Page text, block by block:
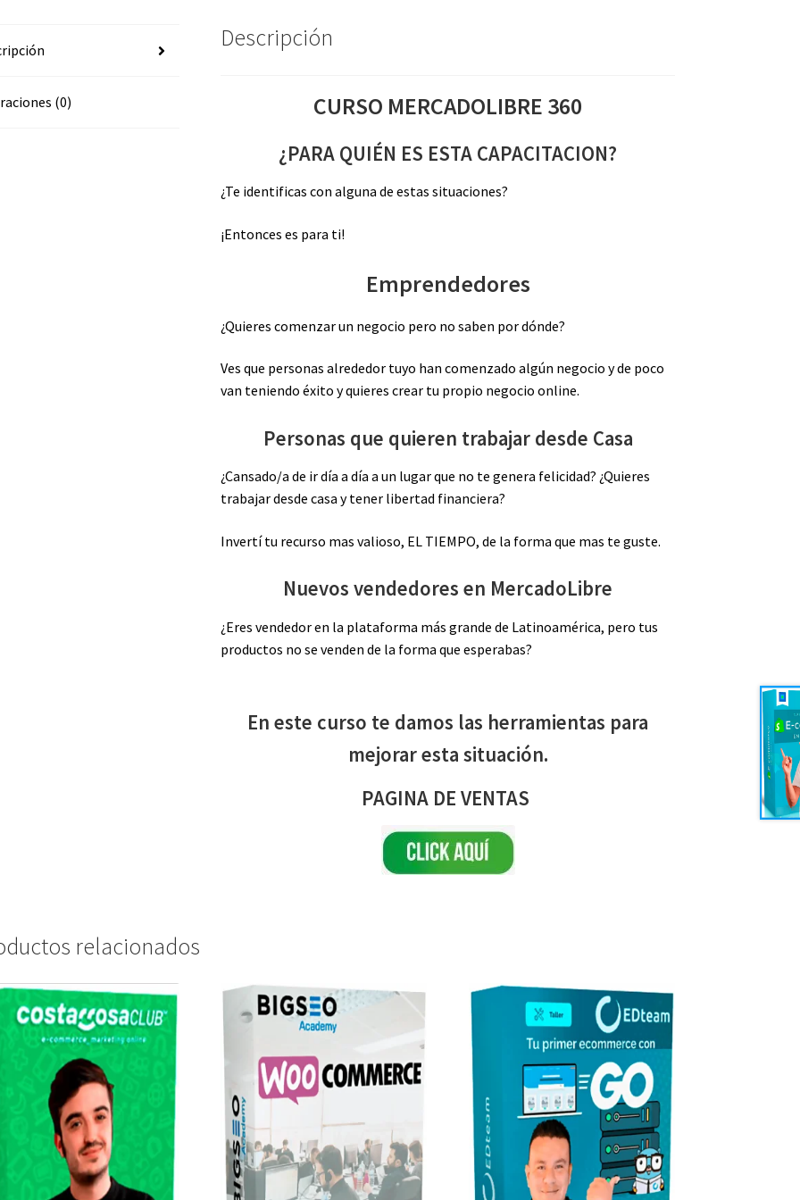
(0)
Descripción
CURSO MERCADOLIBRE 360
¿PARA QUIÉN ES ESTA CAPACITACION?
¿Te identificas con alguna de estas situaciones?
¡Entonces es para ti!
Emprendedores
¿Quieres comenzar un negocio pero no saben por dónde?
Ves que personas alrededor tuyo han comenzado algún negocio y de poco
van teniendo éxito y quieres crear tu propio negocio online.
Personas que quieren trabajar desde Casa
¿Cansado/a de ir día a día a un lugar que no te genera felicidad? ¿Quieres
trabajar desde casa y tener libertad financiera?
Invertí tu recurso mas valioso, EL TIEMPO, de la forma que mas te guste.
Nuevos vendedores en MercadoLibre
¿Eres vendedor en la plataforma más grande de Latinoamérica, pero tus
productos no se venden de la forma que esperabas?
En este curso te damos las herramientas para
mejorar esta situación.
PAGINA DE VENTAS
relacionados